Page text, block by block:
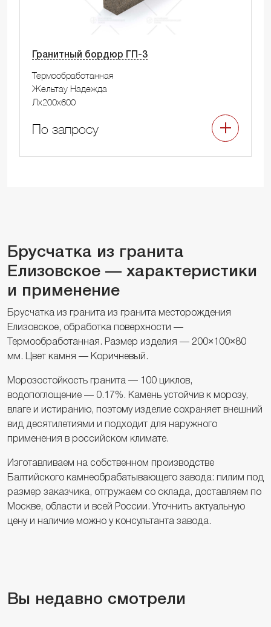
Гранитный бордюр ГП-3
Термообработанная
Жельтау Надежда
Лx200x600
По запросу
Брусчатка из гранита
Елизовское — характеристики
и применение
Брусчатка из гранита из гранита месторождения
Елизовское, обработка поверхности —
Термообработанная. Размер изделия — 200×100×80
мм. Цвет камня — Коричневый.
Морозостойкость гранита — 100 циклов,
водопоглощение — 0.17%. Камень устойчив к морозу,
влаге и истиранию, поэтому изделие сохраняет внешний
вид десятилетиями и подходит для наружного
применения в российском климате.
Изготавливаем на собственном производстве
Балтийского камнеобрабатывающего завода: пилим под
размер заказчика, отгружаем со склада, доставляем по
Москве, области и всей России. Уточнить актуальную
цену и наличие можно у консультанта завода.
Вы недавно смотрели